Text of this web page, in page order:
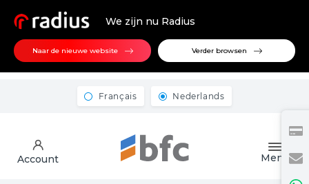
We zijn nu Radius
Naar de nieuwe website Verder browsen
Français Nederlands
Account Menu